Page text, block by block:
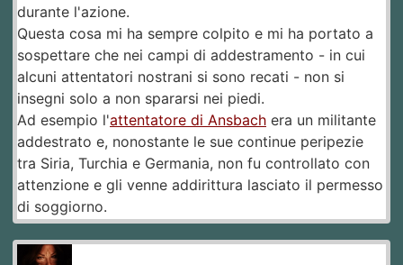
durante l'azione.
Questa cosa mi ha sempre colpito e mi ha portato a
sospettare che nei campi di addestramento - in cui
alcuni attentatori nostrani si sono recati - non si
insegni solo a non spararsi nei piedi.
Ad esempio l'attentatore di Ansbach era un militante
addestrato e, nonostante le sue continue peripezie
tra Siria, Turchia e Germania, non fu controllato con
attenzione e gli venne addirittura lasciato il permesso
di soggiorno.